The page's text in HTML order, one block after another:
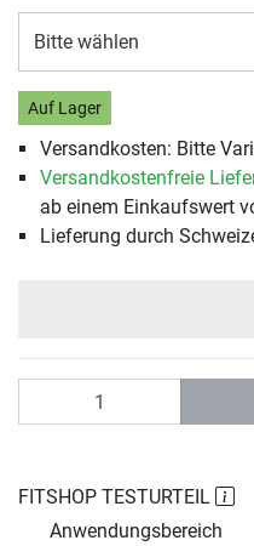
Bitte wählen
Auf Lager
Versandkosten: Bitte
Versandkostenfreie
ab einem Einkaufswert
Lieferung durch
FITSHOP TESTURTEIL
Anwendungsbereich